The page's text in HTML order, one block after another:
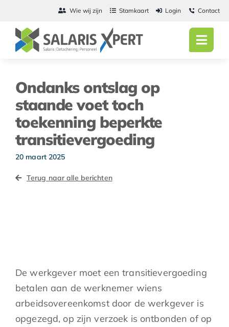
inhoud
Wie wij zijn Stamkaart Login Contact
Ondanks ontslag op
staande voet toch
toekenning beperkte
transitievergoeding
20 maart 2025
Terug naar alle berichten
De werkgever moet een transitievergoeding
betalen aan de werknemer wiens
arbeidsovereenkomst door de werkgever is
opgezegd, op zijn verzoek is ontbonden of op